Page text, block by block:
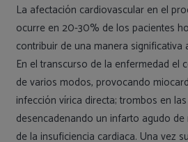
La afectación cardiovascular en el
ocurre en 20-30% de los pacientes
contribuir de una manera
En el transcurso de la enfermedad el
de varios modos, provocando
infección vírica directa; trombos en
desencadenando un infarto agudo
de la insuficiencia cardiaca. Una vez